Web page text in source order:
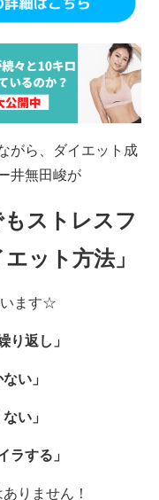
がら、ダイエット成
井無田峻が
もストレスフ
ット方法」
います☆
り返し」
い」
い」
ラする」
りません！